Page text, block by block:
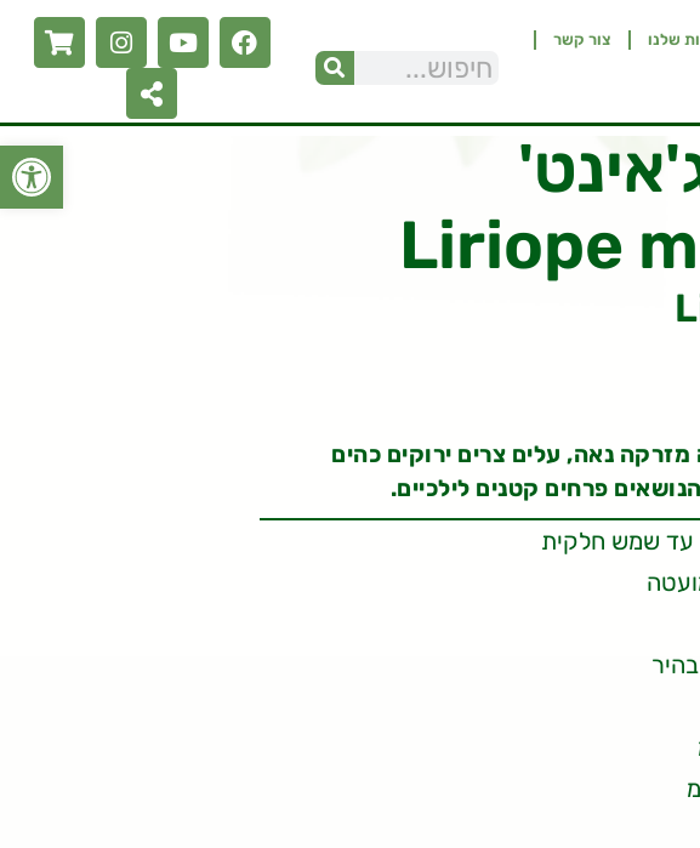
פתח
שלנו צור קשר
Liriope
נאה, עלים צרים ירוקים כהים
פרחים קטנים לילכיים.
עד שמש חלקית